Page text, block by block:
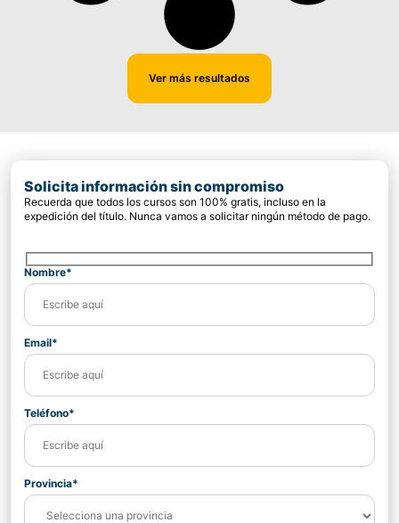
Ver más resultados
Solicita información sin compromiso
Recuerda que todos los cursos son 100% gratis, incluso en la
expedición del título. Nunca vamos a solicitar ningún método de pago.
Nombre*
Email*
Teléfono*
Provincia*